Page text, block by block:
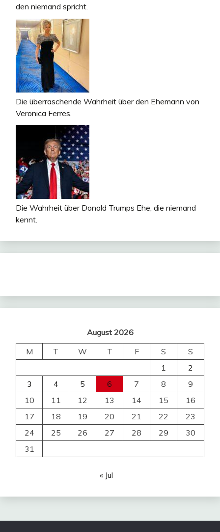
den niemand spricht.
Die überraschende Wahrheit über den Ehemann von
Veronica Ferres.
Die Wahrheit über Donald Trumps Ehe, die niemand
kennt.
August 2026
M
T W T F S
S
1
2
3
4 5 6 7 8
9
10
11 12 13 14 15
16
17
18 19 20 21 22
23
24
25 26 27 28 29
30
31
« Jul